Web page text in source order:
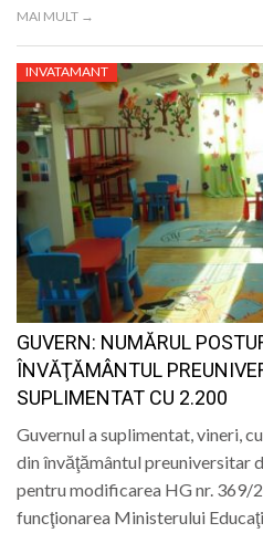
MAI MULT →
INVATAMANT
GUVERN: NUMĂRUL
ÎNVĂŢĂMÂNTUL
SUPLIMENTAT CU 2.200
Guvernul a suplimentat, vineri,
din învăţământul preuniversitar
pentru modificarea HG nr. 369/
funcţionarea Ministerului